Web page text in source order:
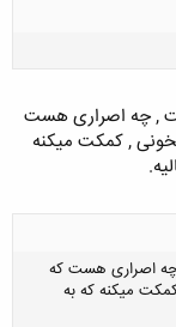
, چه اصراری هست
, کمکت میکنه
اصراری هست که
میکنه که به